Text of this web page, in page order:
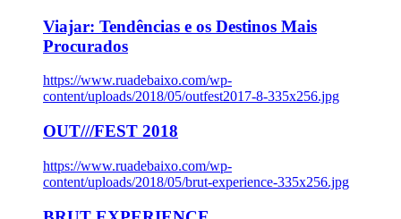
Viajar: Tendências e os Destinos Mais
Procurados
https://www.ruadebaixo.com/wp-
content/uploads/2018/05/outfest2017-8-335x256.jpg
OUT///FEST 2018
https://www.ruadebaixo.com/wp-
content/uploads/2018/05/brut-experience-335x256.jpg